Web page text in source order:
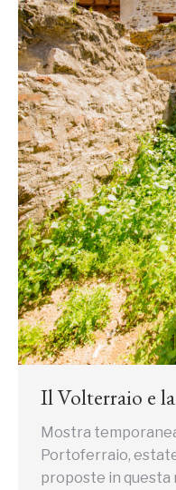
Il Volterraio e
Mostra
Portoferraio,
proposte in questa